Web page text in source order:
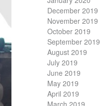
December 2019
November 2019
October 2019
September 2019
August 2019
July 2019
June 2019
May 2019
April 2019
March 2019